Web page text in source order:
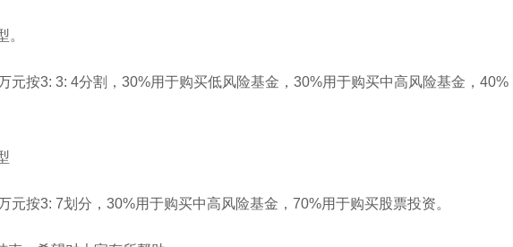
。
元按3: 3: 4分割，30%用于购买低风险基金，30%用于购买中高风险基金，40%
元按3: 7划分，30%用于购买中高风险基金，70%用于购买股票投资。